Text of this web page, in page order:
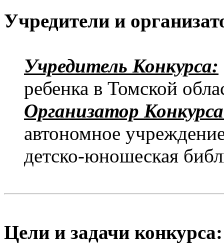
Учредители и
Учредитель Конкурса:
ребенка в Томской
Организатор
автономное
детско-юношеская
Цели и задачи конкурса: